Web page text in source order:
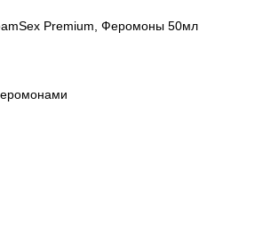
Premium, Феромоны 50мл